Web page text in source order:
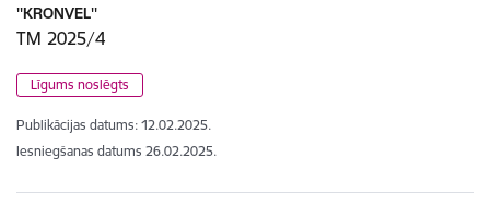
''KRONVEL''
TM 2025/4
Līgums noslēgts
Publikācijas datums: 12.02.2025.
Iesniegšanas datums 26.02.2025.